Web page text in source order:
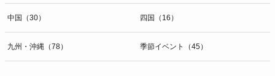
中国（30） 四国（16）
九州・沖縄（78） 季節イベント（45）